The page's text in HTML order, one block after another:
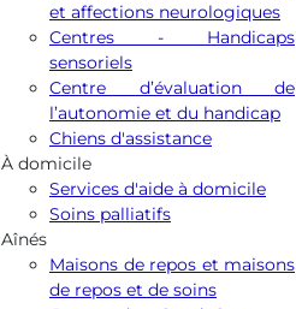
et affections neurologiques
Centres - Handicaps
sensoriels
Centre d’évaluation de
l’autonomie et du handicap
Chiens d'assistance
À domicile
Services d'aide à domicile
Soins palliatifs
Aînés
Maisons de repos et maisons
de repos et de soins